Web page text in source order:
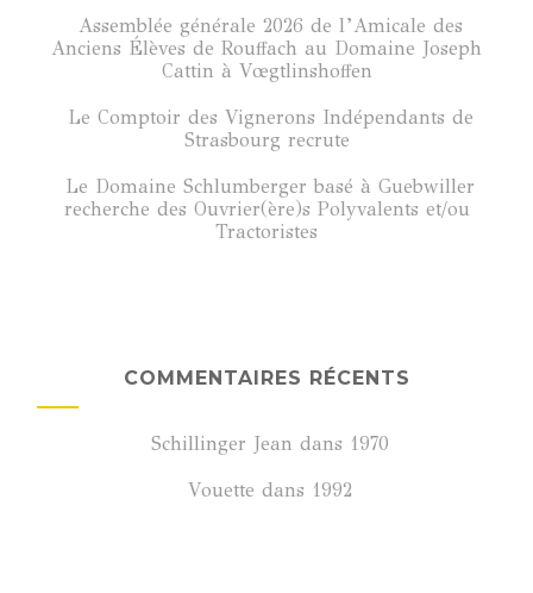
Assemblée générale 2026 de l’Amicale des
Anciens Élèves de Rouffach au Domaine Joseph
Cattin à Vœgtlinshoffen
Le Comptoir des Vignerons Indépendants de
Strasbourg recrute
Le Domaine Schlumberger basé à Guebwiller
recherche des Ouvrier(ère)s Polyvalents et/ou
Tractoristes
COMMENTAIRES RÉCENTS
Schillinger Jean dans 1970
Vouette dans 1992